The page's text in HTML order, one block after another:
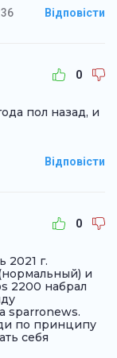
Відповісти
0
пол назад, и
Відповісти
0
2021 г.
и
2200 набрал
sparronews.
по принципу
себя